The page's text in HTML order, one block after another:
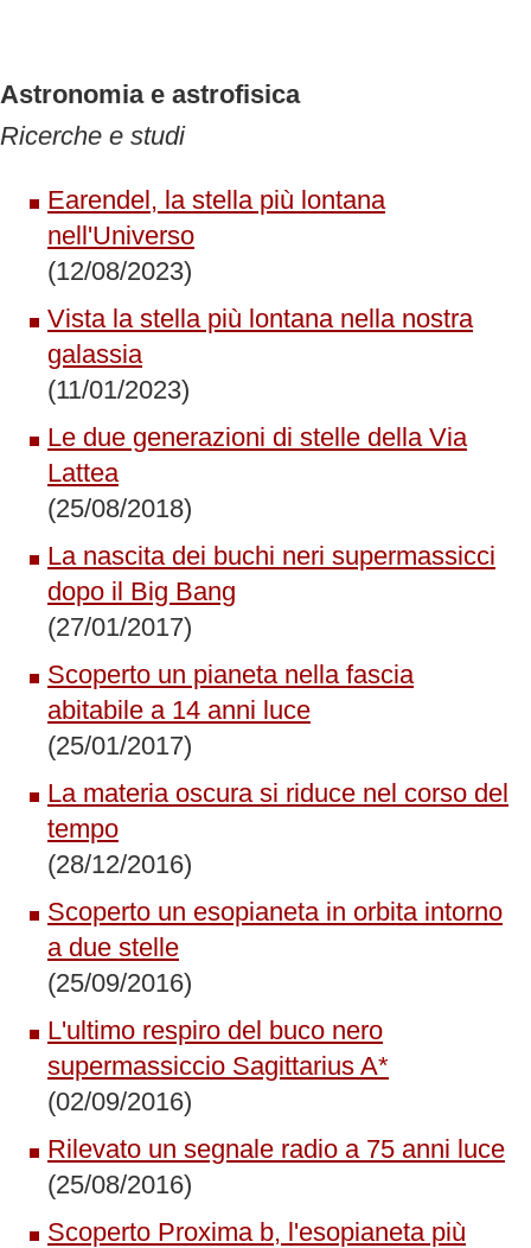
Astronomia e astrofisica
Ricerche e studi
Earendel, la stella più lontana
nell'Universo
(12/08/2023)
Vista la stella più lontana nella nostra
galassia
(11/01/2023)
Le due generazioni di stelle della Via
Lattea
(25/08/2018)
La nascita dei buchi neri supermassicci
dopo il Big Bang
(27/01/2017)
Scoperto un pianeta nella fascia
abitabile a 14 anni luce
(25/01/2017)
La materia oscura si riduce nel corso del
tempo
(28/12/2016)
Scoperto un esopianeta in orbita intorno
a due stelle
(25/09/2016)
L'ultimo respiro del buco nero
supermassiccio Sagittarius A*
(02/09/2016)
Rilevato un segnale radio a 75 anni luce
(25/08/2016)
Scoperto Proxima b, l'esopianeta più